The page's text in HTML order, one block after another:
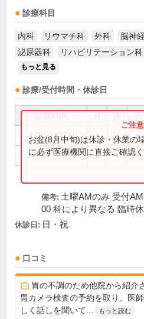
診療科目
内科 リウマチ科 外科 脳神
泌尿器科
リハビリテーション科
もっと見る
診療/受付時間・休診日
9:00～13:00 ● ● ●
14:00～18:00 ● ● ●
お盆(8月中旬)は休診・休業の
に必ず医療機関に直接ご確認く
備考: 土曜AMのみ 受付
00 科により異なる 臨時
休診日: 日・祝
口コミ
胃の不調のため他院から紹介
胃カメラ検査の予約を取り、医
しく話しを聞いて...
もっと読む